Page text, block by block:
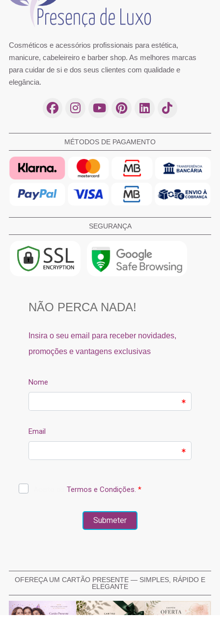
Cosméticos e acessórios profissionais para estética,
manicure, cabeleireiro e barber shop. As melhores marcas
para cuidar de si e dos seus clientes com qualidade e
elegância.
MÉTODOS DE PAGAMENTO
SEGURANÇA
OFEREÇA UM CARTÃO PRESENTE — SIMPLES, RÁPIDO E
ELEGANTE